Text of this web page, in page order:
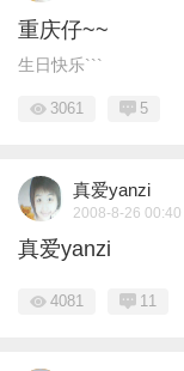
重庆仔~~
生日快乐```
3061 5
真爱yanzi
2008-8-26 00:40
真爱yanzi
4081 11